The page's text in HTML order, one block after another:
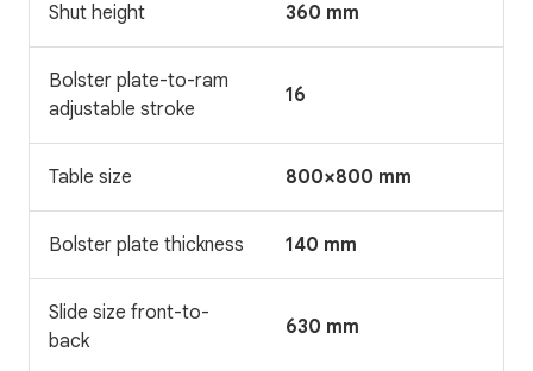
Shut height 360 mm
Bolster plate-to-ram
adjustable stroke
16
Table size 800×800 mm
Bolster plate thickness 140 mm
Slide size front-to-
back
630 mm